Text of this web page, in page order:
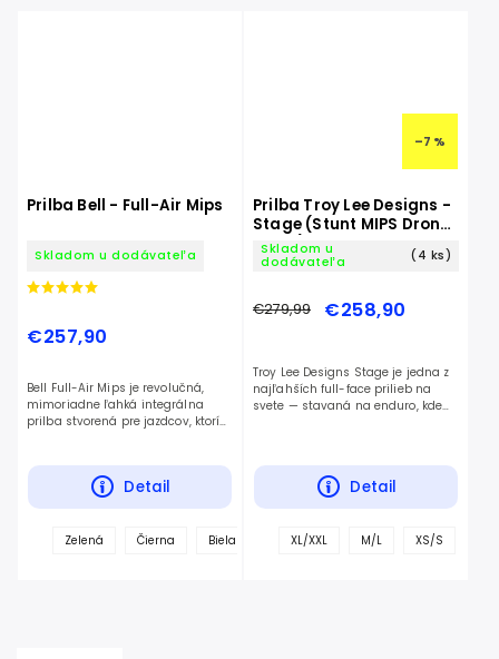
Prilba Bell - Full-Air Mips
Skladom u dodávateľa
€257,90
Detail
Bell Full-Air Mips je revolučná,
mimoriadne ľahká integrálna
prilba stvorená pre jazdcov, ktorí
nekompromisnú ochranu...
Zelená Čierna Biela Ružová Šedá
+
ďalšie
–7 %
Prilba Troy Lee Designs -
Stage (Stunt MIPS Drone
Black)
Skladom u
dodávateľa
(4 ks)
€279,99 €258,90
Detail
Troy Lee Designs Stage je jedna z
najľahších full-face prilieb na
svete — stavaná na enduro, kde
XL/XXL M/L XS/S